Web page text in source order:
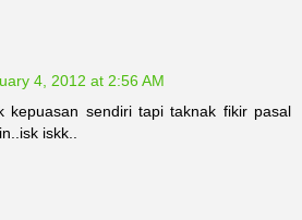
4, 2012 at 2:56 AM
kepuasan sendiri tapi taknak fikir pasal
iskk..